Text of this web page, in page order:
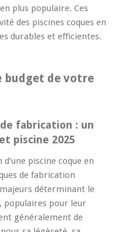
plus populaire. Ces
des piscines coques en
durables et efficientes.
budget de votre
fabrication : un
piscine 2025
piscine coque en
de fabrication
déterminant le
populaires pour leur
généralement de